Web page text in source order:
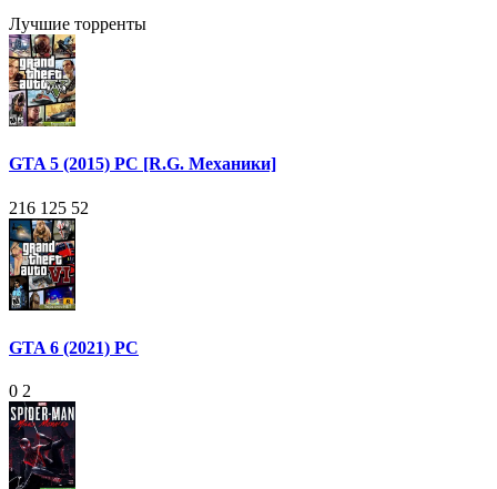
Лучшие торренты
GTA 5 (2015) PC [R.G. Механики]
216 125 52
GTA 6 (2021) PC
0 2